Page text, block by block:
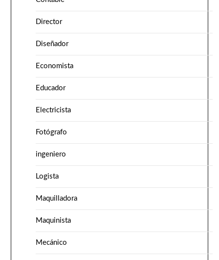
Director
Diseñador
Economista
Educador
Electricista
Fotógrafo
ingeniero
Logista
Maquilladora
Maquinista
Mecánico